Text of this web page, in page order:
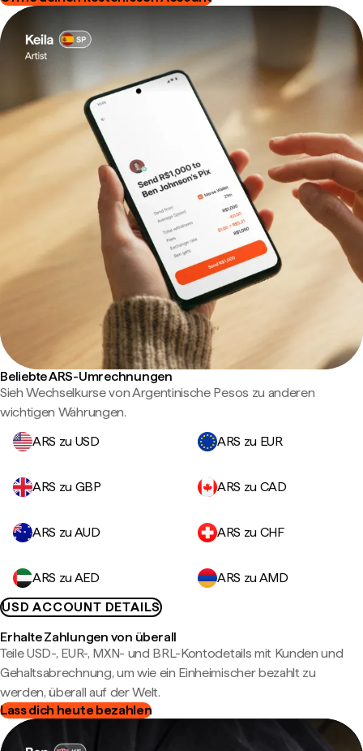
Beliebte ARS-Umrechnungen
Sieh Wechselkurse von Argentinische Pesos zu anderen
wichtigen Währungen.
ARS zu USD
ARS zu EUR
ARS zu GBP ARS zu CAD
ARS zu AUD ARS zu CHF
ARS zu AED
ARS zu AMD
USD ACCOUNT DETAILS
Erhalte Zahlungen von überall
Teile USD-, EUR-, MXN- und BRL-Kontodetails mit Kunden und
Gehaltsabrechnung, um wie ein Einheimischer bezahlt zu
werden, überall auf der Welt.
Lass dich heute bezahlen